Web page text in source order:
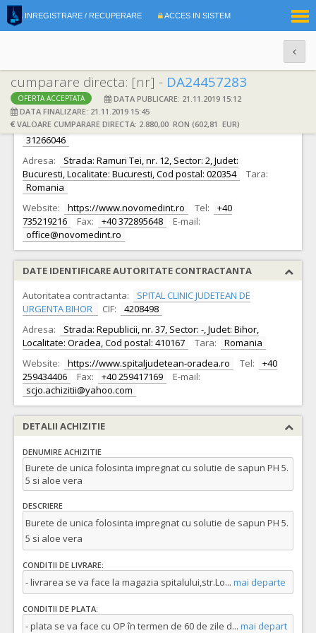
INREGISTRARE / RECUPERARE ACCES IN SISTEM
cumparare directa: [nr] - DA24457283
OFERTA ACCEPTATA
DATA PUBLICARE: 21.11.2019 15:12
DATA FINALIZARE: 21.11.2019 15:45
VALOARE CUMPARARE DIRECTA: 2.880,00 RON (602,81 EUR)
DATE IDENTIFICARE OFERTANT
Ofertant: S.C. NOVOMED INTERNATIONAL SRL S.R.L.
31266046
Adresa:
Strada: Ramuri Tei, nr. 12, Sector: 2, Judet:
Bucuresti, Localitate: Bucuresti, Cod postal: 020354
Tara:
Romania
Website:
https://www.novomedint.ro Tel:
+40
735219216
Fax: +40 372895648
E-mail:
office@novomedint.ro
DATE IDENTIFICARE AUTORITATE CONTRACTANTA
Autoritatea contractanta:
SPITAL CLINIC JUDETEAN DE
URGENTA BIHOR
CIF:
4208498
Adresa:
Strada: Republicii, nr. 37, Sector: -, Judet: Bihor,
Localitate: Oradea, Cod postal: 410167
Tara:
Romania
Website:
https://www.spitaljudetean-oradea.ro Tel:
+40
259434406
Fax: +40 259417169
E-mail:
scjo.achizitii@yahoo.com
DETALII ACHIZITIE
DENUMIRE ACHIZITIE
Burete de unica folosinta impregnat cu solutie de sapun PH 5.
5 si aloe vera
DESCRIERE
Burete de unica folosinta impregnat cu solutie de sapun PH 5.
5 si aloe vera
CONDITII DE LIVRARE:
- livrarea se va face la magazia spitalului,str.Lo... mai departe
CONDITII DE PLATA:
- plata se va face cu OP în termen de 60 de zile d... mai depart